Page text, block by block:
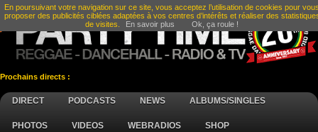
Prochains directs :
DIRECT PODCASTS NEWS ALBUMS/SINGLES
PHOTOS VIDEOS WEBRADIOS SHOP
En poursuivant votre navigation sur ce site, vous acceptez l’utilisation de cookies pour
proposer des publicités ciblées adaptées à vos centres d’intérêts et réaliser des
de visites.
En savoir plus Ok, ça roule !